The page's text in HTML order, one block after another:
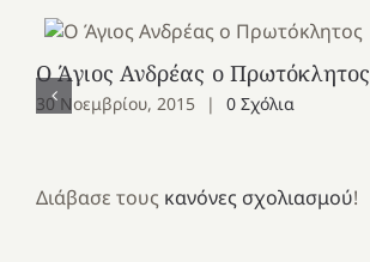
Ο Άγιος Ανδρέας ο Πρωτόκλητος
30 Νοεμβρίου, 2015 | 0 Σχόλια
Διάβασε τους κανόνες σχολιασμού!